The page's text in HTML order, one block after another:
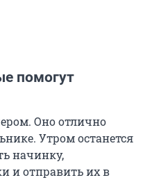
помогут
Оно отлично
Утром останется
начинку,
и отправить их в